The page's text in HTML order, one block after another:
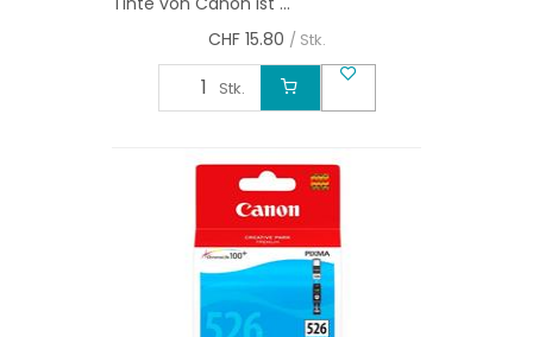
CHF 15.80 / Stk.
Stk.